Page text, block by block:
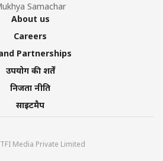
Samachar
About us
Careers
Partnerships
उपयोग की शर्तें
निजता नीति
साइटमैप
Media Private Limited